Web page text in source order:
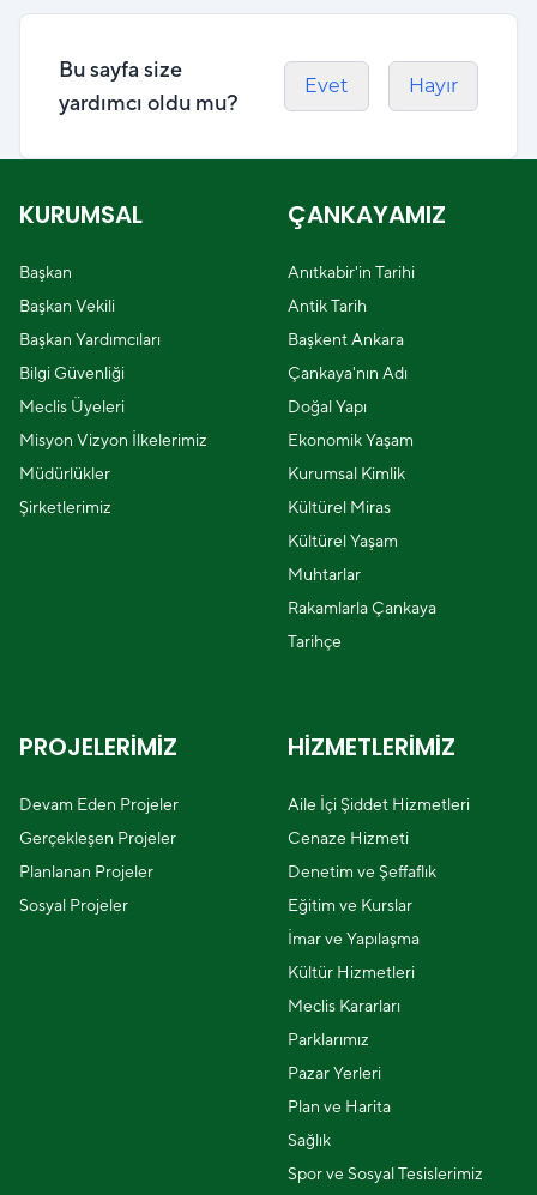
Bu sayfa size
yardımcı oldu mu?
Evet Hayır
KURUMSAL
Başkan
Başkan Vekili
Başkan Yardımcıları
Bilgi Güvenliği
Meclis Üyeleri
Misyon Vizyon İlkelerimiz
Müdürlükler
Şirketlerimiz
ÇANKAYAMIZ
Anıtkabir'in Tarihi
Antik Tarih
Başkent Ankara
Çankaya'nın Adı
Doğal Yapı
Ekonomik Yaşam
Kurumsal Kimlik
Kültürel Miras
Kültürel Yaşam
Muhtarlar
Rakamlarla Çankaya
Tarihçe
PROJELERİMİZ
Devam Eden Projeler
Gerçekleşen Projeler
Planlanan Projeler
Sosyal Projeler
HİZMETLERİMİZ
Aile İçi Şiddet Hizmetleri
Cenaze Hizmeti
Denetim ve Şeffaflık
Eğitim ve Kurslar
İmar ve Yapılaşma
Kültür Hizmetleri
Meclis Kararları
Parklarımız
Pazar Yerleri
Plan ve Harita
Sağlık
Spor ve Sosyal Tesislerimiz